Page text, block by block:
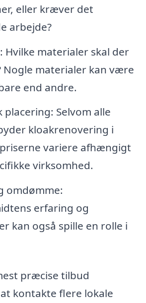
eller kræver det
arbejde?
Hvilke materialer skal der
Nogle materialer kan være
end andre.
placering: Selvom alle
kloakrenovering i
variere afhængigt
virksomhed.
omdømme:
erfaring og
kan også spille en rolle i
præcise tilbud
kontakte flere lokale